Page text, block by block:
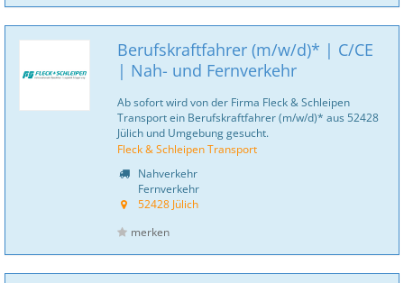
Berufskraftfahrer (m/w/d)* | C/CE
| Nah- und Fernverkehr
Ab sofort wird von der Firma Fleck & Schleipen
Transport ein Berufskraftfahrer (m/w/d)* aus 52428
Jülich und Umgebung gesucht.
Fleck & Schleipen Transport
Nahverkehr
Fernverkehr
52428 Jülich
merken